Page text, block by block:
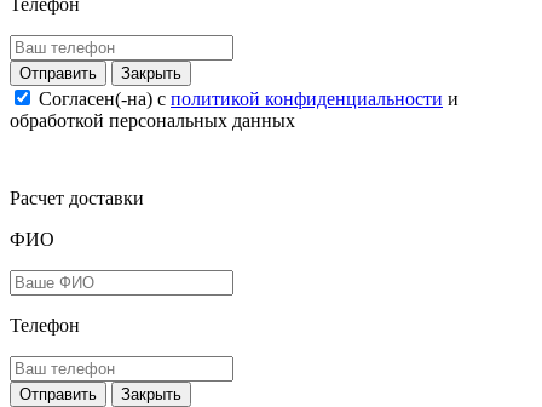
Закрыть
Согласен(-на) c политикой конфиденциальности и
обработкой персональных данных
Расчет доставки
ФИО
Телефон
Закрыть